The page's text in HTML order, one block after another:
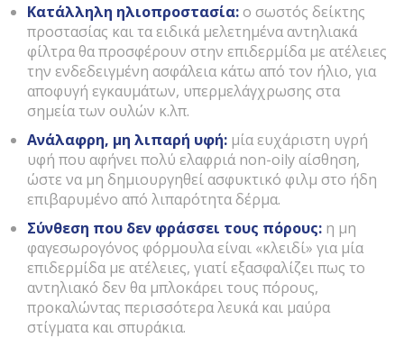
Κατάλληλη ηλιοπροστασία:ο σωστός δείκτης
προστασίας και τα ειδικά μελετημένα αντηλιακά
φίλτρα θα προσφέρουν στην επιδερμίδα με ατέλειες
την ενδεδειγμένη ασφάλεια κάτω από τον ήλιο, για
αποφυγή εγκαυμάτων, υπερμελάγχρωσης στα
σημεία των ουλών κ.λπ.
Ανάλαφρη, μη λιπαρή υφή: μία ευχάριστη υγρή
υφή που αφήνει πολύ ελαφριά non-oily αίσθηση,
ώστε να μη δημιουργηθεί ασφυκτικό φιλμ στο ήδη
επιβαρυμένο από λιπαρότητα δέρμα.
Σύνθεση που δεν φράσσει τους πόρους: η μη
φαγεσωρογόνος φόρμουλα είναι «κλειδί» για μία
επιδερμίδα με ατέλειες, γιατί εξασφαλίζει πως το
αντηλιακό δεν θα μπλοκάρει τους πόρους,
προκαλώντας περισσότερα λευκά και μαύρα
στίγματα και σπυράκια.